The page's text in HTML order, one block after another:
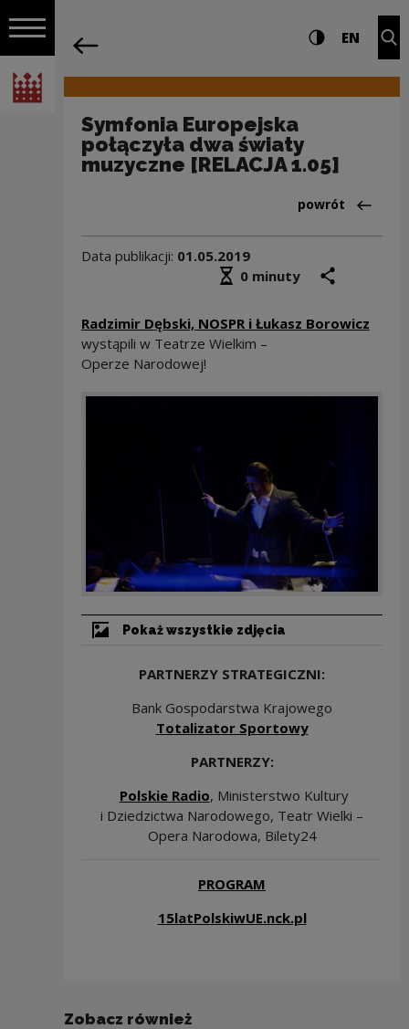
Włącz nawigację
Narodowe Centrum Kultury
Nawigacja Ustawienia i Wysoki
EN
Symfonia Europejska
połączyła dwa światy
muzyczne [RELACJA 1.05]
Powrót
powrót
Data publikacji: 01.05.2019
Średni czas czytania
0 minuty
Radzimir Dębski, NOSPR i Łukasz Borowicz
wystąpili w Teatrze Wielkim –
Operze Narodowej!
Pokaż wszystkie zdjęcia
PARTNERZY STRATEGICZNI:
Bank Gospodarstwa Krajowego
Totalizator SportowyUwaga, link
PARTNERZY:
Polskie RadioUwaga, link zostanie
, Ministerstwo Kultury
i Dziedzictwa Narodowego, Teatr Wielki –
Opera Narodowa, Bilety24
PROGRAM
15latPolskiwUE.nck.pl
Zobacz również